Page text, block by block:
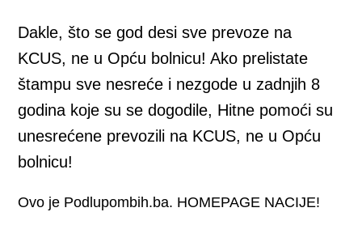
Dakle, što se god desi sve prevoze na
KCUS, ne u Opću bolnicu! Ako prelistate
štampu sve nesreće i nezgode u zadnjih 8
godina koje su se dogodile, Hitne pomoći su
unesrećene prevozili na KCUS, ne u Opću
bolnicu!
Ovo je Podlupombih.ba. HOMEPAGE NACIJE!